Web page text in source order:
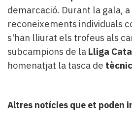
demarcació. Durant la gala,
reconeixements individuals
s'han lliurat els trofeus als
subcampions de la Lliga
homenatjat la tasca de
Altres notícies que et poden